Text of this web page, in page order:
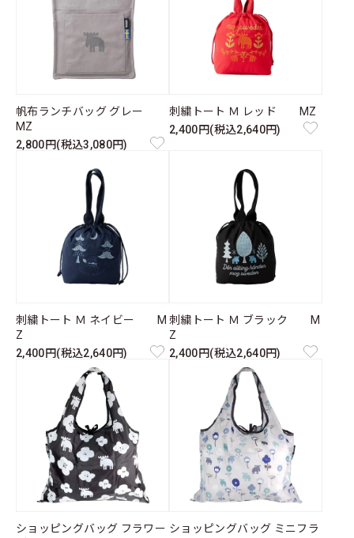
帆布ランチバッグ グレー
MZ
2,800円(税込3,080円)
刺繍トート Ｍ レッド MZ
2,400円(税込2,640円)
刺繍トート Ｍ ネイビー M
Z
2,400円(税込2,640円)
刺繍トート Ｍ ブラック M
Z
2,400円(税込2,640円)
ショッピングバッグ フラワー ショッピングバッグ ミニフラ